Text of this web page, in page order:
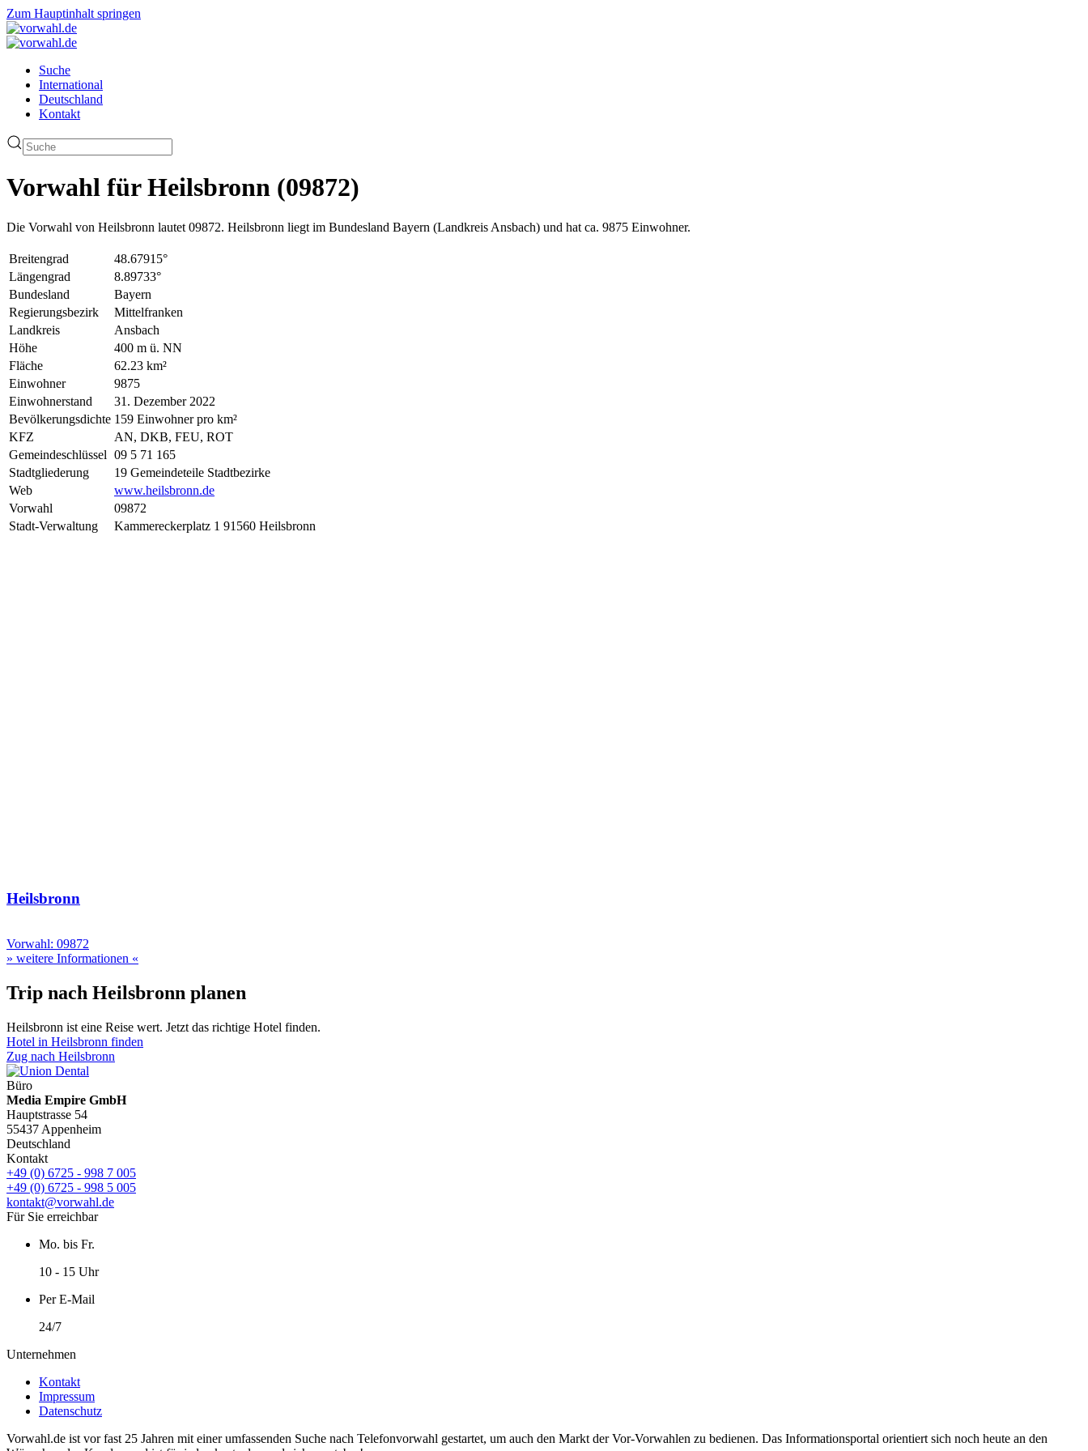
Zum Hauptinhalt springen
Suche
International
Deutschland
Kontakt
Vorwahl für Heilsbronn (09872)
Die Vorwahl von Heilsbronn lautet 09872. Heilsbronn liegt im Bundesland Bayern (Landkreis Ansbach) und hat ca. 9875 Einwohner.
Breitengrad
48.67915°
Längengrad
8.89733°
Bundesland
Bayern
Regierungsbezirk
Mittelfranken
Landkreis
Ansbach
Höhe
400 m ü. NN
Fläche
62.23 km²
Einwohner
9875
Einwohnerstand
31. Dezember 2022
Bevölkerungsdichte 159 Einwohner pro km²
KFZ
AN, DKB, FEU, ROT
Gemeindeschlüssel 09 5 71 165
Stadtgliederung
19 Gemeindeteile Stadtbezirke
Web
www.heilsbronn.de
Vorwahl
09872
Stadt-Verwaltung
Kammereckerplatz 1 91560 Heilsbronn
Heilsbronn
Vorwahl: 09872
» weitere Informationen «
Trip nach Heilsbronn planen
Heilsbronn ist eine Reise wert. Jetzt das richtige Hotel finden.
Hotel in Heilsbronn finden
Zug nach Heilsbronn
Büro
Media Empire GmbH
Hauptstrasse 54
55437 Appenheim
Deutschland
Kontakt
+49 (0) 6725 - 998 7 005
+49 (0) 6725 - 998 5 005
kontakt@vorwahl.de
Für Sie erreichbar
Mo. bis Fr.
10 - 15 Uhr
Per E-Mail
24/7
Unternehmen
Kontakt
Impressum
Datenschutz
Vorwahl.de ist vor fast 25 Jahren mit einer umfassenden Suche nach Telefonvorwahl gestartet, um auch den Markt der Vor-Vorwahlen zu bedienen. Das Informationsportal orientiert sich noch heute an den